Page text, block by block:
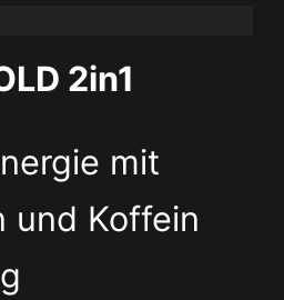
2in1
mit
und Koffein